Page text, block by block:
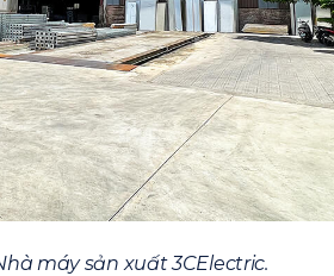
máy sản xuất 3CElectric.